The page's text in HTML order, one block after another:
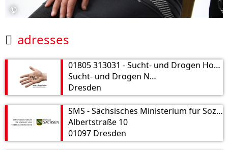
©
 adresses
01805 313031 - Sucht- und Drogen Hotline
Sucht- und Drogen Notruf: 01805 313031
Dresden
SMS - Sächsisches Ministerium für Soziales und Verbraucherschutz
Albertstraße 10
01097 Dresden